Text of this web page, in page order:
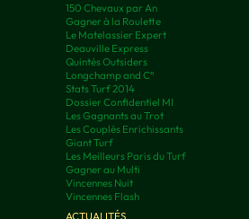
150 Chevaux par An
Gagner à la Roulette
Le Matelassier Expert
Deauville Express
Quintés Outsiders
Longchamp and C°
Stats Turf 2014
Dossier Confidentiel MI
Les Gagnants au Trot
Les Couplés Enrichissants
Giant Turf
Les Meilleurs Paris du Turf
Gagner au Multi
Vincennes Nuit
Vincennes Flash
ACTUALITÉS